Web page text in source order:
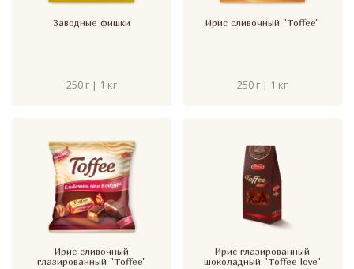
Заводные фишки
250 г | 1 кг
Ирис сливочный "Toffee"
250 г | 1 кг
Ирис сливочный
глазированный "Toffee"
Ирис глазированный
шоколадный "Toffee love"